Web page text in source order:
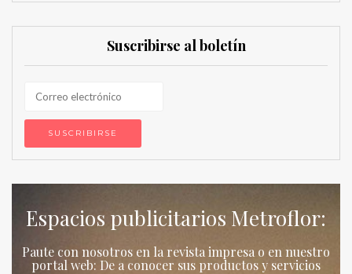
Suscribirse al boletín
Espacios publicitarios Metroflor:
Paute con nosotros en la revista impresa o en nuestro
portal web: De a conocer sus productos y servicios